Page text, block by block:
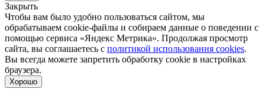
Закрыть
Чтобы вам было удобно пользоваться сайтом, мы
обрабатываем cookie-файлы и собираем данные о поведении с
помощью сервиса «Яндекс Метрика». Продолжая просмотр
сайта, вы соглашаетесь с политикой использования cookies.
Вы всегда можете запретить обработку cookie в настройках
браузера.
Хорошо